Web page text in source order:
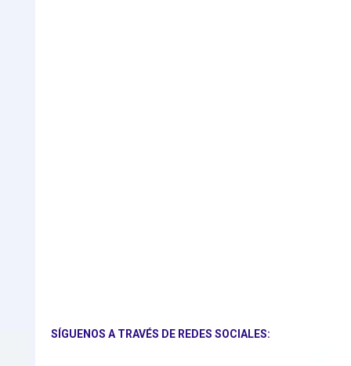
SÍGUENOS A TRAVÉS DE REDES SOCIALES: